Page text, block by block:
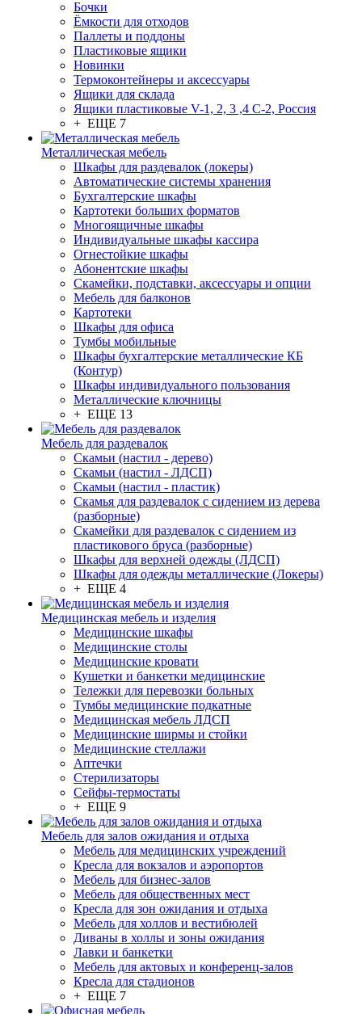
Бочки
Ёмкости для отходов
Паллеты и поддоны
Пластиковые ящики
Новинки
Термоконтейнеры и аксессуары
Ящики для склада
Ящики пластиковые V-1, 2, 3 ,4 С-2, Россия
+ ЕЩЕ 7
Металлическая мебель
Шкафы для раздевалок (локеры)
Автоматические системы хранения
Бухгалтерские шкафы
Картотеки больших форматов
Многоящичные шкафы
Индивидуальные шкафы кассира
Огнестойкие шкафы
Абонентские шкафы
Скамейки, подставки, аксессуары и опции
Мебель для балконов
Картотеки
Шкафы для офиса
Тумбы мобильные
Шкафы бухгалтерские металлические КБ
(Контур)
Шкафы индивидуального пользования
Металлические ключницы
+ ЕЩЕ 13
Мебель для раздевалок
Скамьи (настил - дерево)
Скамьи (настил - ЛДСП)
Скамьи (настил - пластик)
Скамья для раздевалок с сидением из дерева
(разборные)
Скамейки для раздевалок с сидением из
пластикового бруса (разборные)
Шкафы для верхней одежды (ЛДСП)
Шкафы для одежды металлические (Локеры)
+ ЕЩЕ 4
Медицинская мебель и изделия
Медицинские шкафы
Медицинские столы
Медицинские кровати
Кушетки и банкетки медицинские
Тележки для перевозки больных
Тумбы медицинские подкатные
Медицинская мебель ЛДСП
Медицинские ширмы и стойки
Медицинские стеллажи
Аптечки
Стерилизаторы
Сейфы-термостаты
+ ЕЩЕ 9
Мебель для залов ожидания и отдыха
Мебель для медицинских учреждений
Кресла для вокзалов и аэропортов
Мебель для бизнес-залов
Мебель для общественных мест
Кресла для зон ожидания и отдыха
Мебель для холлов и вестибюлей
Диваны в холлы и зоны ожидания
Лавки и банкетки
Мебель для актовых и конференц-залов
Кресла для стадионов
+ ЕЩЕ 7